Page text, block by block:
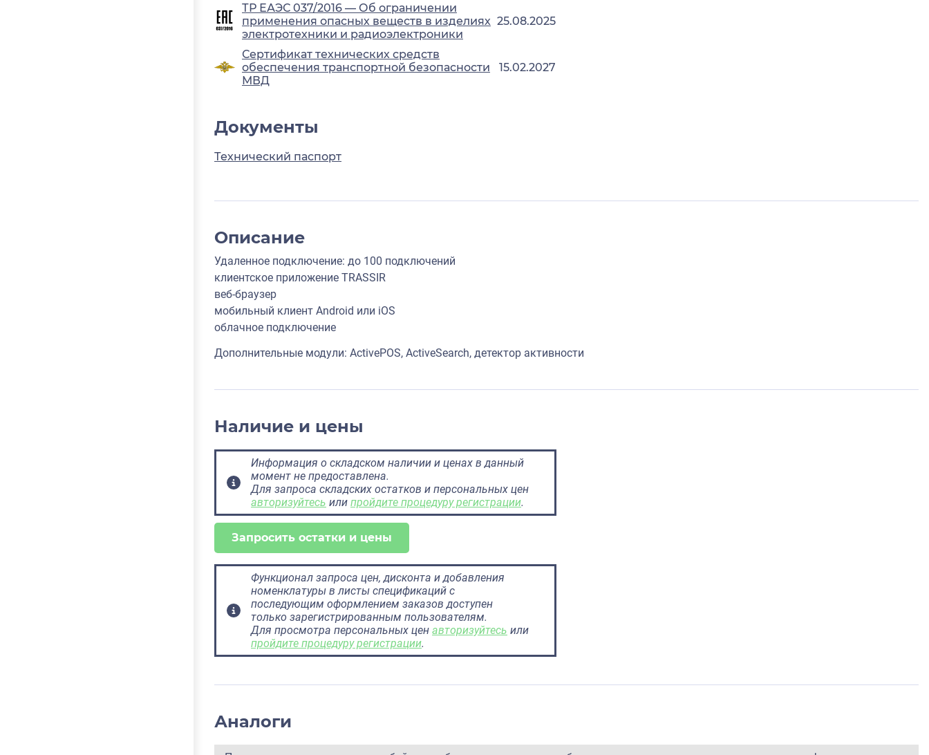
ТР ЕАЭС 037/2016 — Об ограничении
применения опасных веществ в изделиях
электротехники и радиоэлектроники
25.08.2025
Сертификат технических средств
обеспечения транспортной безопасности
МВД
15.02.2027
Документы
Технический паспорт
Описание
Удаленное подключение: до 100 подключений
клиентское приложение TRASSIR
веб-браузер
мобильный клиент Android или iOS
облачное подключение
Дополнительные модули: ActivePOS, ActiveSearch, детектор активности
Наличие и цены
Информация о складском наличии и ценах в данный
момент не предоставлена.
Для запроса складских остатков и персональных цен
авторизуйтесь или пройдите процедуру регистрации.
Запросить остатки и цены
Функционал запроса цен, дисконта и добавления
номенклатуры в листы спецификаций с
последующим оформлением заказов доступен
только зарегистрированным пользователям.
Для просмотра персональных цен авторизуйтесь или
пройдите процедуру регистрации.
Аналоги